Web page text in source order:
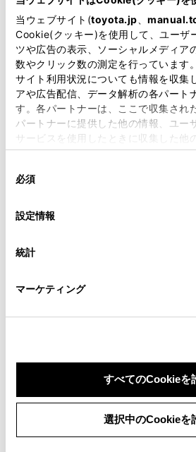
当ウェブサイト(toyota.jp
Cookie(クッキー)を使用して、ユーザ
ツや広告の表示、ソーシャルメディア
数やクリック数の測定を行っています
サイト利用状況についても情報を収集
アや広告配信、データ解析の各パート
す。各パートナーは、ここで収集され
パートナーに提供した他の情報、ユー
サービスを使用したときに収集した他
使用することがあります。当ウェブサ
デバイスにすべてのCookie(クッキー)
意したことになります。Cookie(クッ
設定の変更、同意を撤回したりするに
「Cookie（クッキー）情報の取り扱い
必須
設定情報
統計
マーケティング
すべてのCookieを
選択中のCookieを
Toyota Safety Sense・Lexus Safety System
（対車両・歩行者）
車線逸脱警報
クルーズコントロール
先進ライト
※ 記録媒体(SDカード等)は別途ご購入いただ
ｲﾝﾃﾘｼﾞｪﾝﾄｸﾘｱﾗﾝｽｿﾅｰ・ｽﾏｰﾄｱｼｽﾄ
パノラミックビューモニター（全周囲カ